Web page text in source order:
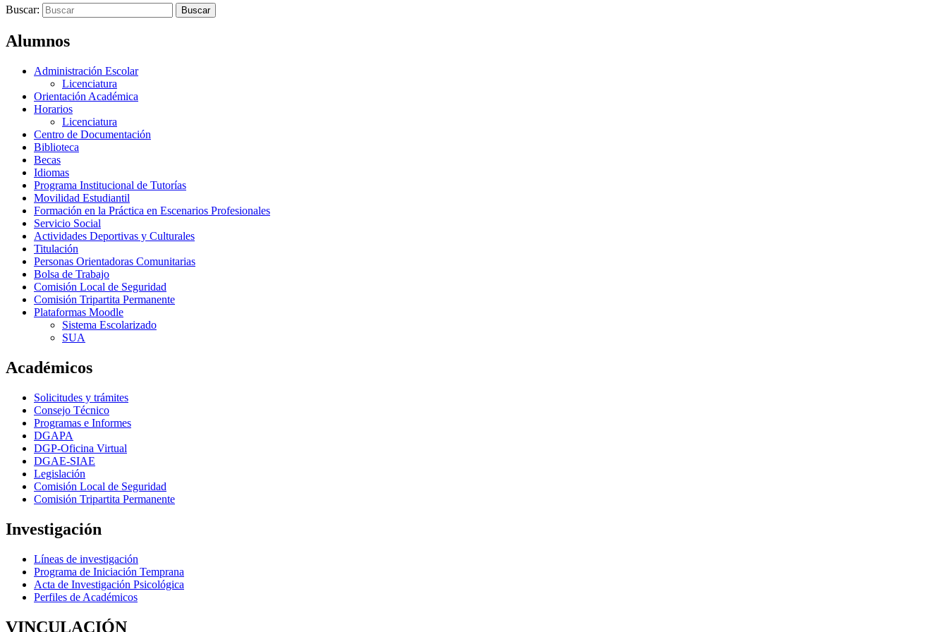
Buscar:
Alumnos
Administración Escolar
Licenciatura
Orientación Académica
Horarios
Licenciatura
Centro de Documentación
Biblioteca
Becas
Idiomas
Programa Institucional de Tutorías
Movilidad Estudiantil
Formación en la Práctica en Escenarios Profesionales
Servicio Social
Actividades Deportivas y Culturales
Titulación
Personas Orientadoras Comunitarias
Bolsa de Trabajo
Comisión Local de Seguridad
Comisión Tripartita Permanente
Plataformas Moodle
Sistema Escolarizado
SUA
Académicos
Solicitudes y trámites
Consejo Técnico
Programas e Informes
DGAPA
DGP-Oficina Virtual
DGAE-SIAE
Legislación
Comisión Local de Seguridad
Comisión Tripartita Permanente
Investigación
Líneas de investigación
Programa de Iniciación Temprana
Acta de Investigación Psicológica
Perfiles de Académicos
VINCULACIÓN